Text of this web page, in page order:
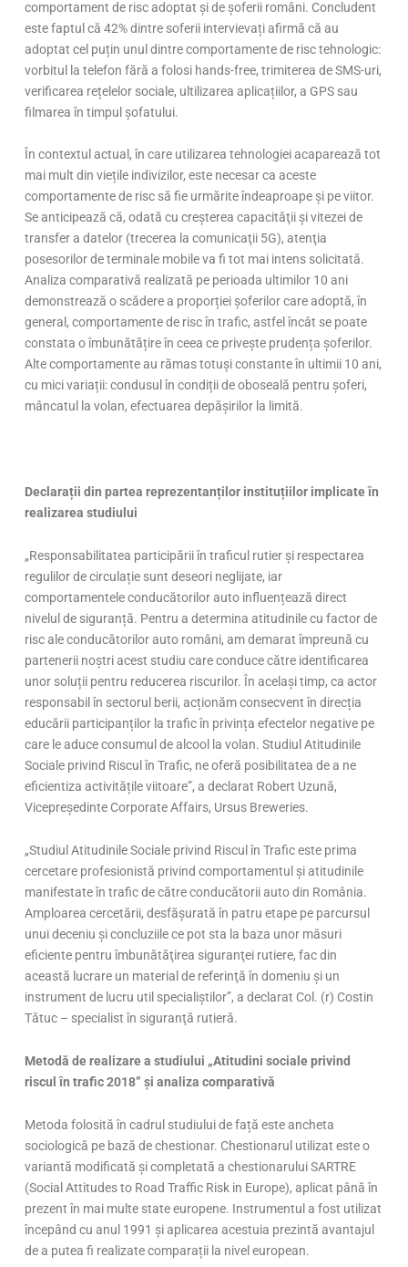
comportament de risc adoptat și de șoferii români. Concludent
este faptul că 42% dintre soferii intervievați afirmă că au
adoptat cel puțin unul dintre comportamente de risc tehnologic:
vorbitul la telefon fără a folosi hands-free, trimiterea de SMS-uri,
verificarea rețelelor sociale, ultilizarea aplicațiilor, a GPS sau
filmarea în timpul șofatului.
În contextul actual, în care utilizarea tehnologiei acaparează tot
mai mult din viețile indivizilor, este necesar ca aceste
comportamente de risc să fie urmărite îndeaproape și pe viitor.
Se anticipează că, odată cu creşterea capacităţii şi vitezei de
transfer a datelor (trecerea la comunicaţii 5G), atenţia
posesorilor de terminale mobile va fi tot mai intens solicitată.
Analiza comparativă realizată pe perioada ultimilor 10 ani
demonstrează o scădere a proporției șoferilor care adoptă, în
general, comportamente de risc în trafic, astfel încât se poate
constata o îmbunătățire în ceea ce privește prudența șoferilor.
Alte comportamente au rămas totuși constante în ultimii 10 ani,
cu mici variații: condusul în condiții de oboseală pentru șoferi,
mâncatul la volan, efectuarea depășirilor la limită.
Declarații din partea reprezentanților instituțiilor implicate în
realizarea studiului
„Responsabilitatea participării în traficul rutier și respectarea
regulilor de circulație sunt deseori neglijate, iar
comportamentele conducătorilor auto influențează direct
nivelul de siguranță. Pentru a determina atitudinile cu factor de
risc ale conducătorilor auto români, am demarat împreună cu
partenerii noștri acest studiu care conduce către identificarea
unor soluții pentru reducerea riscurilor. În același timp, ca actor
responsabil în sectorul berii, acționăm consecvent în direcția
educării participanților la trafic în privința efectelor negative pe
care le aduce consumul de alcool la volan. Studiul Atitudinile
Sociale privind Riscul în Trafic, ne oferă posibilitatea de a ne
eficientiza activitățile viitoare”, a declarat Robert Uzună,
Vicepreședinte Corporate Affairs, Ursus Breweries.
„Studiul Atitudinile Sociale privind Riscul în Trafic este prima
cercetare profesionistă privind comportamentul şi atitudinile
manifestate în trafic de către conducătorii auto din România.
Amploarea cercetării, desfăşurată în patru etape pe parcursul
unui deceniu şi concluziile ce pot sta la baza unor măsuri
eficiente pentru îmbunătăţirea siguranţei rutiere, fac din
această lucrare un material de referinţă în domeniu şi un
instrument de lucru util specialiştilor”, a declarat Col. (r) Costin
Tătuc – specialist în siguranţă rutieră.
Metodă de realizare a studiului „Atitudini sociale privind
riscul în trafic 2018” și analiza comparativă
Metoda folosită în cadrul studiului de față este ancheta
sociologică pe bază de chestionar. Chestionarul utilizat este o
variantă modificată şi completată a chestionarului SARTRE
(Social Attitudes to Road Traffic Risk in Europe), aplicat până în
prezent în mai multe state europene. Instrumentul a fost utilizat
începând cu anul 1991 și aplicarea acestuia prezintă avantajul
de a putea fi realizate comparații la nivel european.